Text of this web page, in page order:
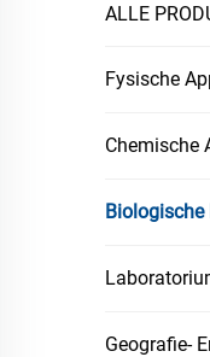
ALLE
Fysische
Chemische
Biologische
Geografie-